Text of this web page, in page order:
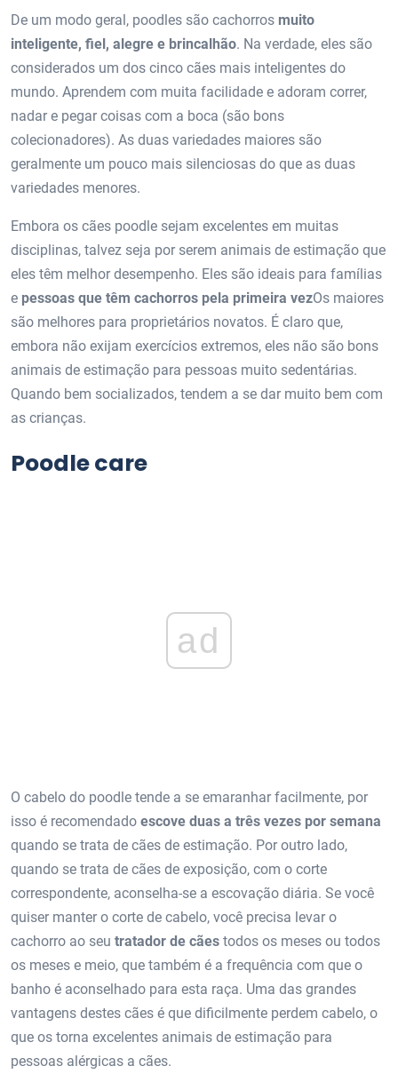
De um modo geral, poodles são cachorros muito
inteligente, fiel, alegre e brincalhão. Na verdade, eles são
considerados um dos cinco cães mais inteligentes do
mundo. Aprendem com muita facilidade e adoram correr,
nadar e pegar coisas com a boca (são bons
colecionadores). As duas variedades maiores são
geralmente um pouco mais silenciosas do que as duas
variedades menores.
Embora os cães poodle sejam excelentes em muitas
disciplinas, talvez seja por serem animais de estimação que
eles têm melhor desempenho. Eles são ideais para famílias
e pessoas que têm cachorros pela primeira vezOs maiores
são melhores para proprietários novatos. É claro que,
embora não exijam exercícios extremos, eles não são bons
animais de estimação para pessoas muito sedentárias.
Quando bem socializados, tendem a se dar muito bem com
as crianças.
Poodle care
ad
O cabelo do poodle tende a se emaranhar facilmente, por
isso é recomendado escove duas a três vezes por semana
quando se trata de cães de estimação. Por outro lado,
quando se trata de cães de exposição, com o corte
correspondente, aconselha-se a escovação diária. Se você
quiser manter o corte de cabelo, você precisa levar o
cachorro ao seu tratador de cães todos os meses ou todos
os meses e meio, que também é a frequência com que o
banho é aconselhado para esta raça. Uma das grandes
vantagens destes cães é que dificilmente perdem cabelo, o
que os torna excelentes animais de estimação para
pessoas alérgicas a cães.